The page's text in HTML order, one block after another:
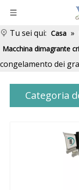
Tu sei qui: Casa »
Macchina dimagrante
congelamento dei
Categoria